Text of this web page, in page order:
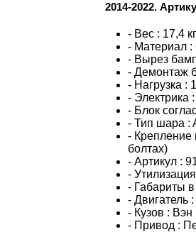
2014-2022.
- Вес : 17,4 кг
- Материал :
- Вырез
- Демонтаж
- Нагрузка :
- Электрика :
- Блок
- Тип шара :
- Крепление
болтах)
- Артикул :
-
- Габариты в
- Двигатель :
- Кузов : Вэн
- Привод :